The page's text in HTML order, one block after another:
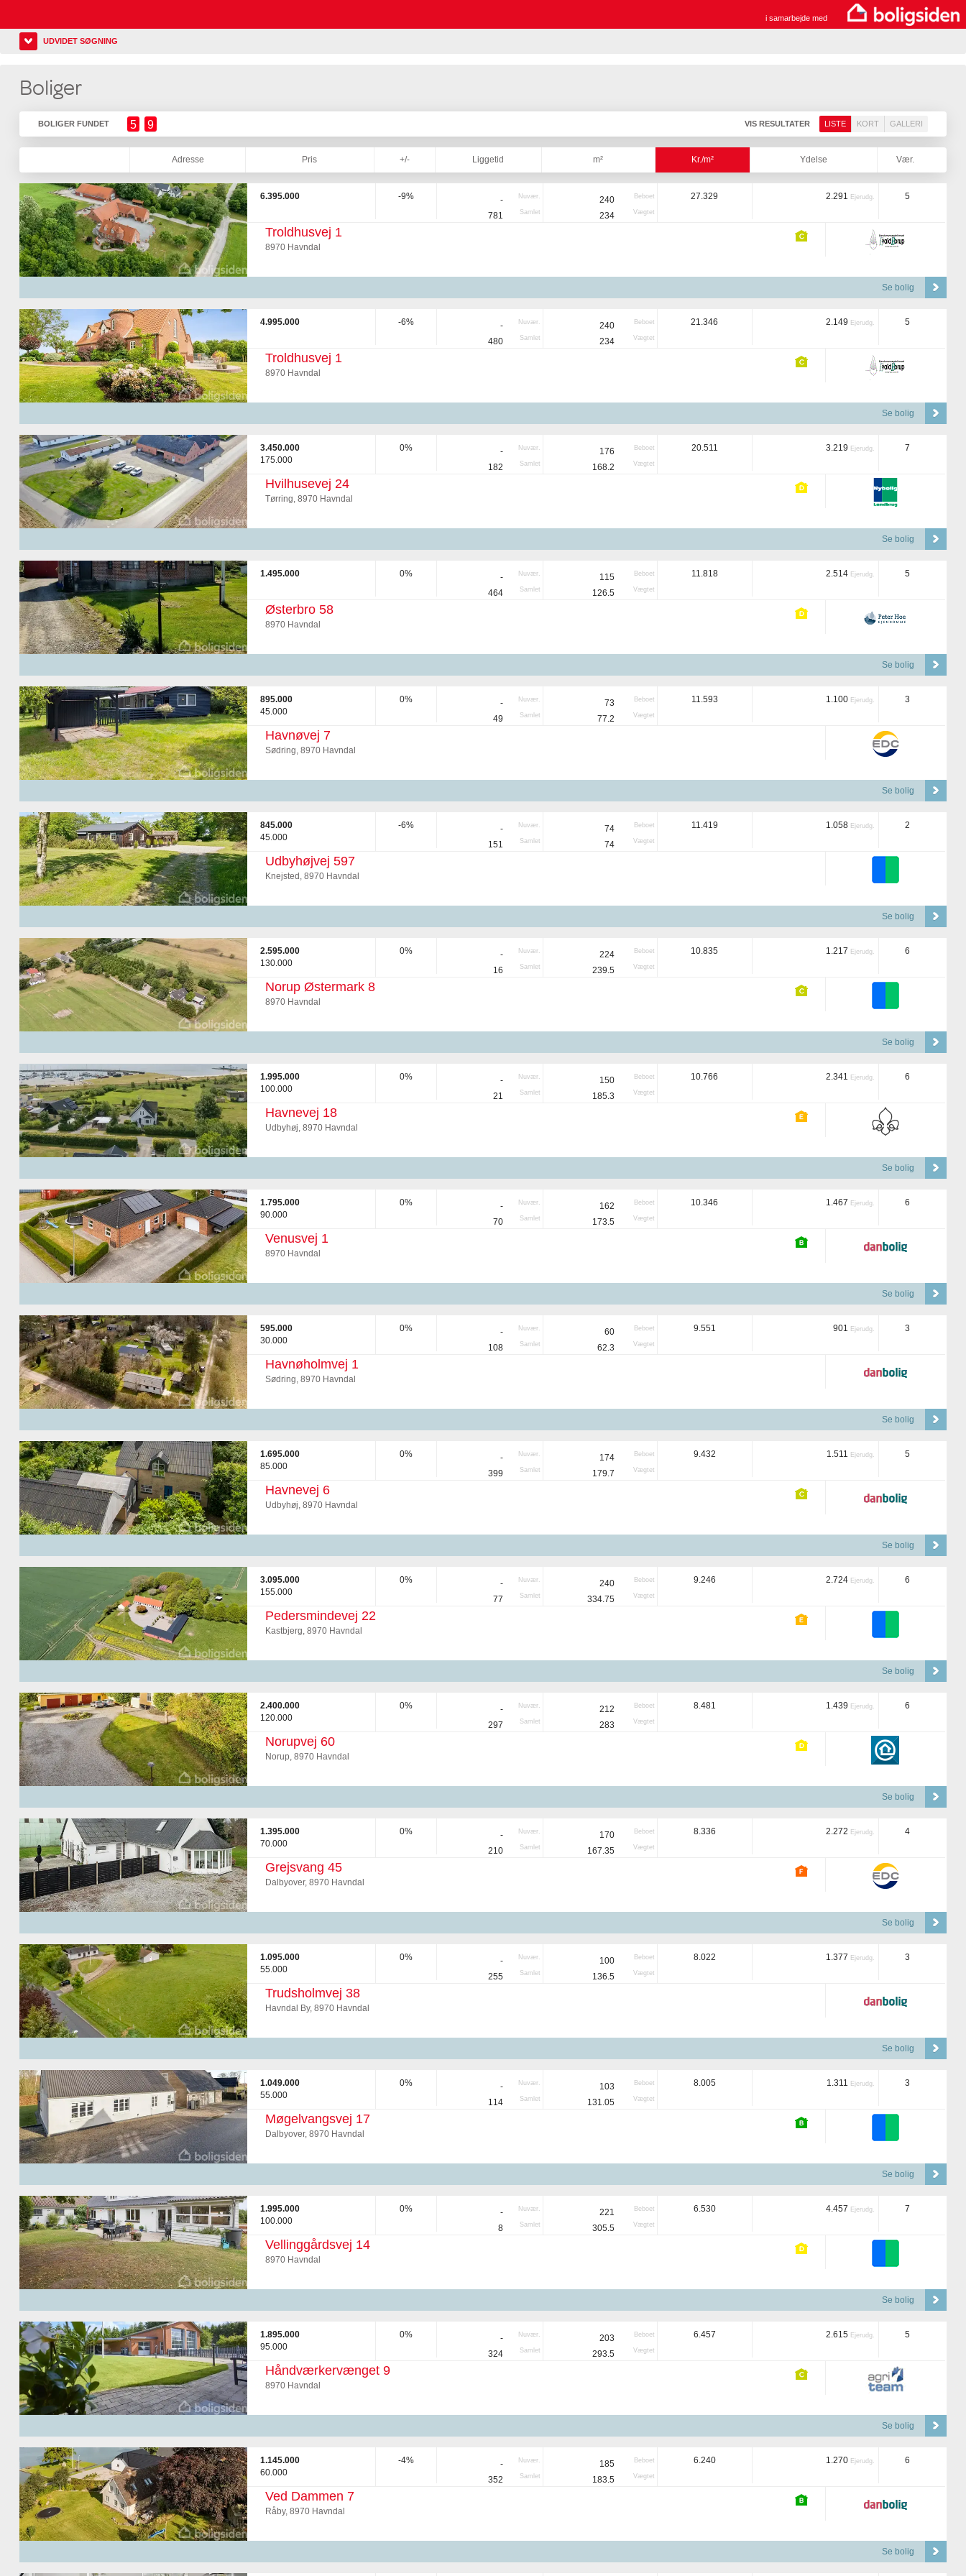
i samarbejde med
UDVIDET SØGNING
Boliger
BOLIGER FUNDET 5 9 VIS RESULTATER LISTE KORT GALLERI
Adresse Pris +/- Liggetid m² Kr./m² Ydelse Vær.
6.395.000 -9% - Nuvær.
781 Samlet
240 Beboet
234 Vægtet
27.329 2.291 Ejerudg. 5
Troldhusvej 1
8970 Havndal
Se bolig
4.995.000 -6% - Nuvær.
480 Samlet
240 Beboet
234 Vægtet
21.346 2.149 Ejerudg. 5
Troldhusvej 1
8970 Havndal
Se bolig
3.450.000
175.000
0% - Nuvær.
182 Samlet
176 Beboet
168.2 Vægtet
20.511 3.219 Ejerudg. 7
Hvilhusevej 24
Tørring, 8970 Havndal
Se bolig
1.495.000 0% - Nuvær.
464 Samlet
115 Beboet
126.5 Vægtet
11.818 2.514 Ejerudg. 5
Østerbro 58
8970 Havndal
Se bolig
895.000
45.000
0% - Nuvær.
49 Samlet
73 Beboet
77.2 Vægtet
11.593 1.100 Ejerudg. 3
Havnøvej 7
Sødring, 8970 Havndal
Se bolig
845.000
45.000
-6% - Nuvær.
151 Samlet
74 Beboet
74 Vægtet
11.419 1.058 Ejerudg. 2
Udbyhøjvej 597
Knejsted, 8970 Havndal
Se bolig
2.595.000
130.000
0% - Nuvær.
16 Samlet
224 Beboet
239.5 Vægtet
10.835 1.217 Ejerudg. 6
Norup Østermark 8
8970 Havndal
Se bolig
1.995.000
100.000
0% - Nuvær.
21 Samlet
150 Beboet
185.3 Vægtet
10.766 2.341 Ejerudg. 6
Havnevej 18
Udbyhøj, 8970 Havndal
Se bolig
1.795.000
90.000
0% - Nuvær.
70 Samlet
162 Beboet
173.5 Vægtet
10.346 1.467 Ejerudg. 6
Venusvej 1
8970 Havndal
Se bolig
595.000
30.000
0% - Nuvær.
108 Samlet
60 Beboet
62.3 Vægtet
9.551 901 Ejerudg. 3
Havnøholmvej 1
Sødring, 8970 Havndal
Se bolig
1.695.000
85.000
0% - Nuvær.
399 Samlet
174 Beboet
179.7 Vægtet
9.432 1.511 Ejerudg. 5
Havnevej 6
Udbyhøj, 8970 Havndal
Se bolig
3.095.000
155.000
0% - Nuvær.
77 Samlet
240 Beboet
334.75 Vægtet
9.246 2.724 Ejerudg. 6
Pedersmindevej 22
Kastbjerg, 8970 Havndal
Se bolig
2.400.000
120.000
0% - Nuvær.
297 Samlet
212 Beboet
283 Vægtet
8.481 1.439 Ejerudg. 6
Norupvej 60
Norup, 8970 Havndal
Se bolig
1.395.000
70.000
0% - Nuvær.
210 Samlet
170 Beboet
167.35 Vægtet
8.336 2.272 Ejerudg. 4
Grejsvang 45
Dalbyover, 8970 Havndal
Se bolig
1.095.000
55.000
0% - Nuvær.
255 Samlet
100 Beboet
136.5 Vægtet
8.022 1.377 Ejerudg. 3
Trudsholmvej 38
Havndal By, 8970 Havndal
Se bolig
1.049.000
55.000
0% - Nuvær.
114 Samlet
103 Beboet
131.05 Vægtet
8.005 1.311 Ejerudg. 3
Møgelvangsvej 17
Dalbyover, 8970 Havndal
Se bolig
1.995.000
100.000
0% - Nuvær.
8 Samlet
221 Beboet
305.5 Vægtet
6.530 4.457 Ejerudg. 7
Vellinggårdsvej 14
8970 Havndal
Se bolig
1.895.000
95.000
0% - Nuvær.
324 Samlet
203 Beboet
293.5 Vægtet
6.457 2.615 Ejerudg. 5
Håndværkervænget 9
8970 Havndal
Se bolig
1.145.000
60.000
-4% - Nuvær.
352 Samlet
185 Beboet
183.5 Vægtet
6.240 1.270 Ejerudg. 6
Ved Dammen 7
Råby, 8970 Havndal
Se bolig